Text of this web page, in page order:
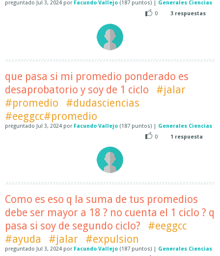
preguntado Jul 3, 2024 por Facundo Vallejo (187 puntos) | Generales Ciencias
0
3 respuestas
que pasa si mi promedio ponderado es
desaprobatorio y soy de 1 ciclo
#jalar
#promedio
#dudasciencias
#eeggcc#promedio
preguntado Jul 3, 2024 por Facundo Vallejo (187 puntos) | Generales Ciencias
0
1 respuesta
Como es eso q la suma de tus promedios
debe ser mayor a 18 ? no cuenta el 1 ciclo ? q
pasa si soy de segundo ciclo?
#eeggcc
#ayuda
#jalar #expulsion
preguntado Jul 3, 2024 por Facundo Vallejo (187 puntos) | Generales Ciencias